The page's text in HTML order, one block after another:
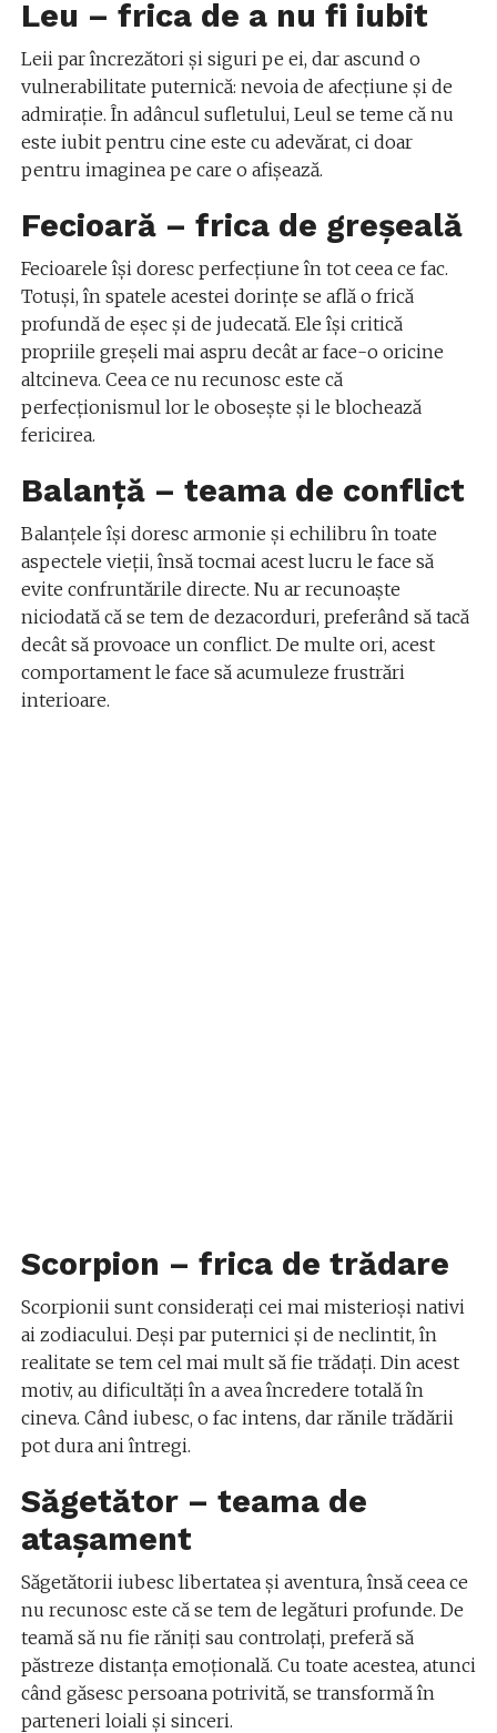
Leu – frica de a nu fi iubit
Leii par încrezători și siguri pe ei, dar ascund o
vulnerabilitate puternică: nevoia de afecțiune și de
admirație. În adâncul sufletului, Leul se teme că nu
este iubit pentru cine este cu adevărat, ci doar
pentru imaginea pe care o afișează.
Fecioară – frica de greșeală
Fecioarele își doresc perfecțiune în tot ceea ce fac.
Totuși, în spatele acestei dorințe se află o frică
profundă de eșec și de judecată. Ele își critică
propriile greșeli mai aspru decât ar face-o oricine
altcineva. Ceea ce nu recunosc este că
perfecționismul lor le obosește și le blochează
fericirea.
Balanță – teama de conflict
Balanțele își doresc armonie și echilibru în toate
aspectele vieții, însă tocmai acest lucru le face să
evite confruntările directe. Nu ar recunoaște
niciodată că se tem de dezacorduri, preferând să tacă
decât să provoace un conflict. De multe ori, acest
comportament le face să acumuleze frustrări
interioare.
Scorpion – frica de trădare
Scorpionii sunt considerați cei mai misterioși nativi
ai zodiacului. Deși par puternici și de neclintit, în
realitate se tem cel mai mult să fie trădați. Din acest
motiv, au dificultăți în a avea încredere totală în
cineva. Când iubesc, o fac intens, dar rănile trădării
pot dura ani întregi.
Săgetător – teama de
atașament
Săgetătorii iubesc libertatea și aventura, însă ceea ce
nu recunosc este că se tem de legături profunde. De
teamă să nu fie răniți sau controlați, preferă să
păstreze distanța emoțională. Cu toate acestea, atunci
când găsesc persoana potrivită, se transformă în
parteneri loiali și sinceri.